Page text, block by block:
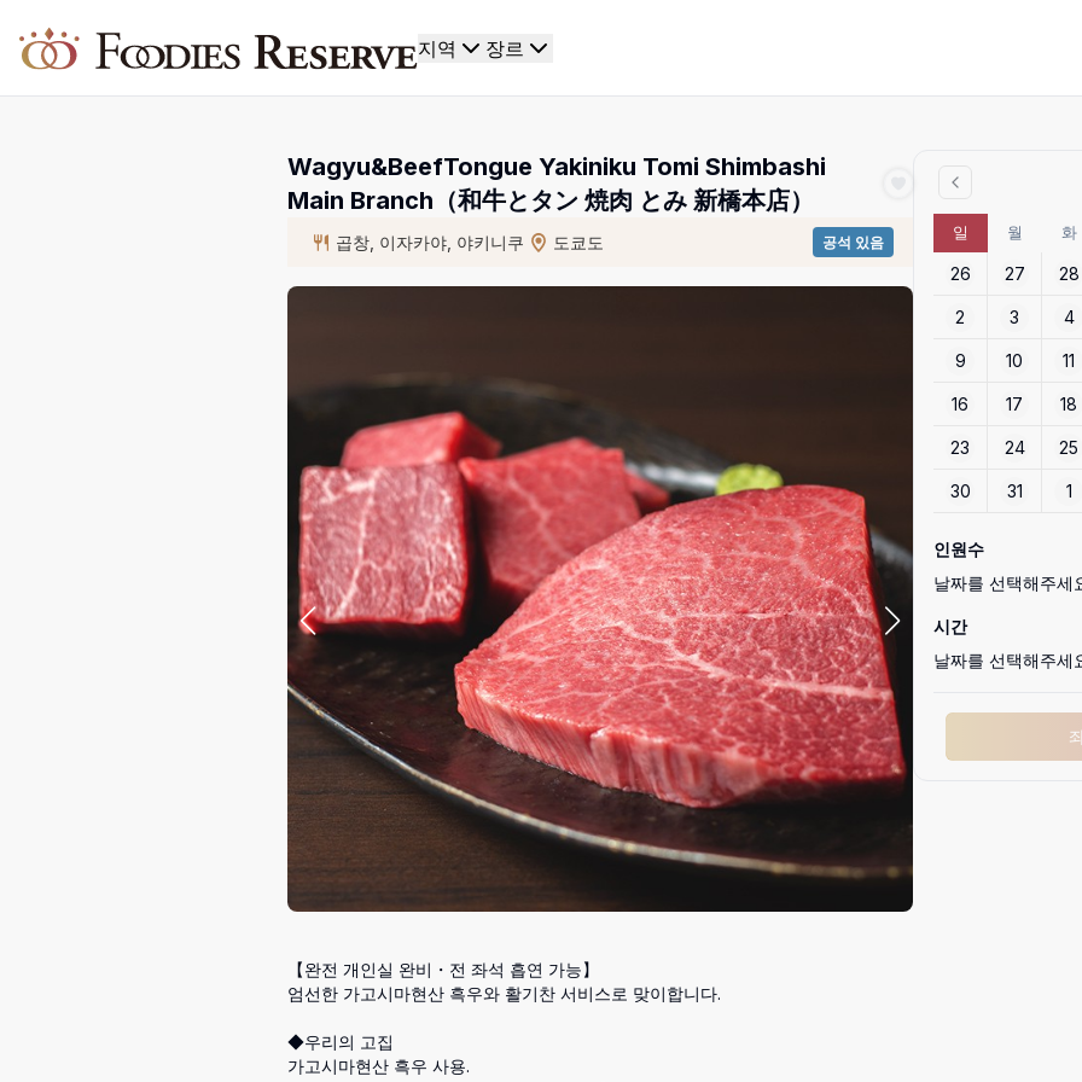
Foodies Reserve 지역 장르
Wagyu&BeefTongue Yakiniku Tomi Shimbashi
Main Branch（和牛とタン 焼肉 とみ 新橋本店）
곱창, 이자카야, 야키니쿠 도쿄도 공석 있음
【완전 개인실 완비・전 좌석 흡연 가능】
엄선한 가고시마현산 흑우와 활기찬 서비스로 맞이합니다.
◆우리의 고집
가고시마현산 흑우 사용.
일 월 화
26 27 28
2 3 4
9 10 11
16 17 18
23 24 25
30 31 1
인원수
날짜를 선택해주세
시간
날짜를 선택해주세